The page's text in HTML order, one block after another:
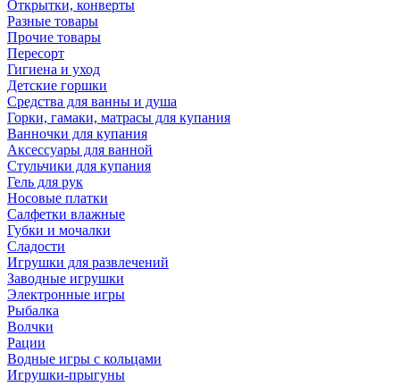
Открытки, конверты
Разные товары
Прочие товары
Пересорт
Гигиена и уход
Детские горшки
Средства для ванны и душа
Горки, гамаки, матрасы для купания
Ванночки для купания
Аксессуары для ванной
Стульчики для купания
Гель для рук
Носовые платки
Салфетки влажные
Губки и мочалки
Сладости
Игрушки для развлечений
Заводные игрушки
Электронные игры
Рыбалка
Волчки
Рации
Водные игры с кольцами
Игрушки-прыгуны